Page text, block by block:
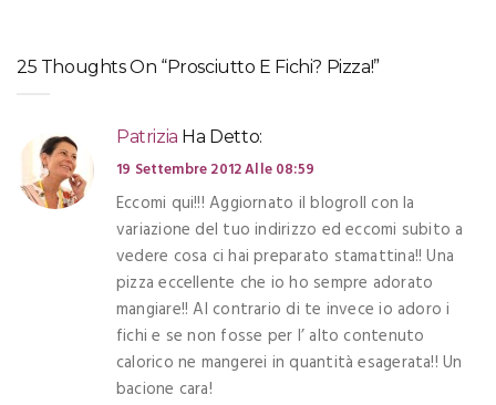
25 Thoughts On “Prosciutto E Fichi? Pizza!”
Patrizia Ha Detto:
19 Settembre 2012 Alle 08:59
Eccomi qui!!! Aggiornato il blogroll con la
variazione del tuo indirizzo ed eccomi subito a
vedere cosa ci hai preparato stamattina!! Una
pizza eccellente che io ho sempre adorato
mangiare!! Al contrario di te invece io adoro i
fichi e se non fosse per l’ alto contenuto
calorico ne mangerei in quantità esagerata!! Un
bacione cara!